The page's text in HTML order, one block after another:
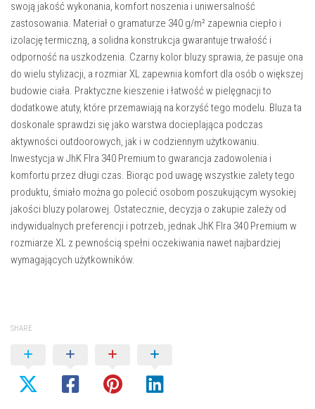
swoją jakość wykonania, komfort noszenia i uniwersalność
zastosowania. Materiał o gramaturze 340 g/m² zapewnia ciepło i
izolację termiczną, a solidna konstrukcja gwarantuje trwałość i
odporność na uszkodzenia. Czarny kolor bluzy sprawia, że pasuje ona
do wielu stylizacji, a rozmiar XL zapewnia komfort dla osób o większej
budowie ciała. Praktyczne kieszenie i łatwość w pielęgnacji to
dodatkowe atuty, które przemawiają na korzyść tego modelu. Bluza ta
doskonale sprawdzi się jako warstwa docieplająca podczas
aktywności outdoorowych, jak i w codziennym użytkowaniu.
Inwestycja w JhK Flra 340 Premium to gwarancja zadowolenia i
komfortu przez długi czas. Biorąc pod uwagę wszystkie zalety tego
produktu, śmiało można go polecić osobom poszukującym wysokiej
jakości bluzy polarowej. Ostatecznie, decyzja o zakupie zależy od
indywidualnych preferencji i potrzeb, jednak JhK Flra 340 Premium w
rozmiarze XL z pewnością spełni oczekiwania nawet najbardziej
wymagających użytkowników.
SHARE